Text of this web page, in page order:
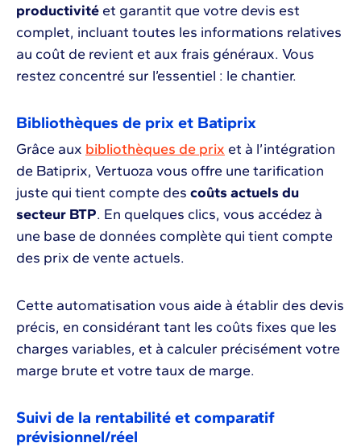
productivité et garantit que votre devis est
complet, incluant toutes les informations relatives
au coût de revient et aux frais généraux. Vous
restez concentré sur l’essentiel : le chantier.
Bibliothèques de prix et Batiprix
Grâce aux bibliothèques de prix et à l’intégration
de Batiprix, Vertuoza vous offre une tarification
juste qui tient compte des coûts actuels du
secteur BTP. En quelques clics, vous accédez à
une base de données complète qui tient compte
des prix de vente actuels.
Cette automatisation vous aide à établir des devis
précis, en considérant tant les coûts fixes que les
charges variables, et à calculer précisément votre
marge brute et votre taux de marge.
Suivi de la rentabilité et comparatif
prévisionnel/réel